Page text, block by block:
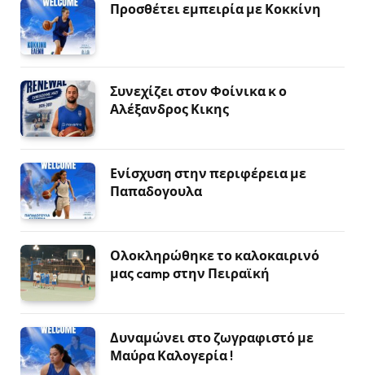
Προσθέτει εμπειρία με Κοκκίνη
Συνεχίζει στον Φοίνικα κ ο
Αλέξανδρος Κικης
Ενίσχυση στην περιφέρεια με
Παπαδογουλα
Ολοκληρώθηκε το καλοκαιρινό
μας camp στην Πειραϊκή
Δυναμώνει στο ζωγραφιστό με
Μαύρα Καλογερία !